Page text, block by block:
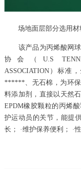
场地面层部分选用材
该产品为丙烯酸网球
协会（U.S
ASSOCIATION）标准
******、无石棉，为环
料添加剂，直接以天然
EPDM橡胶颗粒的丙烯
护运动员的关节，能提
长； ·维护保养便利； ·